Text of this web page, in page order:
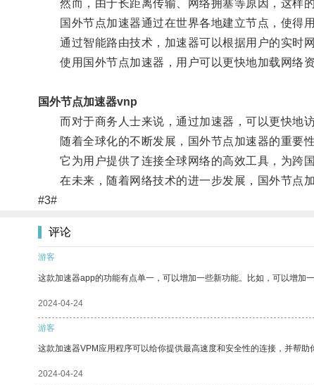
然而，由于长距离传输、网络拥塞等原因，这样的
国外节点加速器通过在世界各地建立节点，使得用
通过智能路由技术，加速器可以根据用户的实时网
使用国外节点加速器，用户可以更快地加载网络资
国外节点加速器vnp
而对于商务人士来说，通过加速器，可以更快地访
随着全球化的不断发展，国外节点加速器的重要性
它为用户提供了连接全球网络的高效工具，为跨国
在未来，随着网络技术的进一步发展，国外节点加
#3#
评论
游客
这款加速器app的功能有点单一，可以增加一些新功能。比如，可以增加
2024-04-24
游客
这款加速器VPM应用程序可以给你提供最高速度和安全性的连接，并帮助
2024-04-24